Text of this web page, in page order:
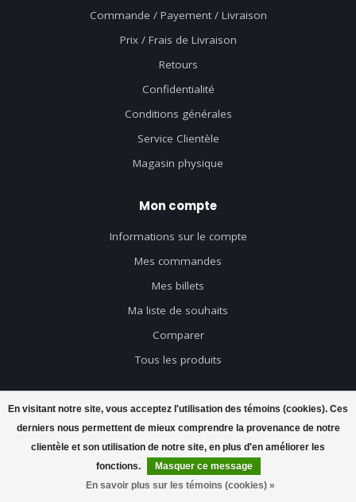
En visitant notre site, vous acceptez l'utilisation des témoins (cookies). Ces
derniers nous permettent de mieux comprendre la provenance de notre
clientèle et son utilisation de notre site, en plus d'en améliorer les
fonctions.
Masquer ce message
En savoir plus sur les témoins (cookies) »
Commande / Payement / Livraison
Prix / Frais de Livraison
Retours
Confidentialité
Conditions générales
Service Clientèle
Magasin physique
Mon compte
Informations sur le compte
Mes commandes
Mes billets
Ma liste de souhaits
Comparer
Tous les produits
© Copyright 2026 Axeswar Design - Powered byLightspeed- Theme by
Dyvelopment